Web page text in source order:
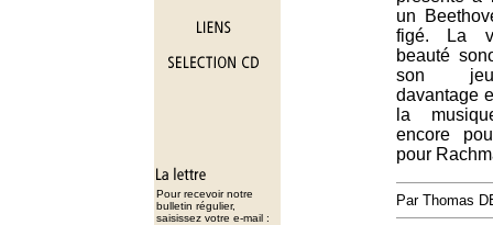
Pour recevoir notre
bulletin régulier,
saisissez votre e-mail :
un
figé. La
beauté
son jeu
davantage
la
encore
pour
Par Thomas